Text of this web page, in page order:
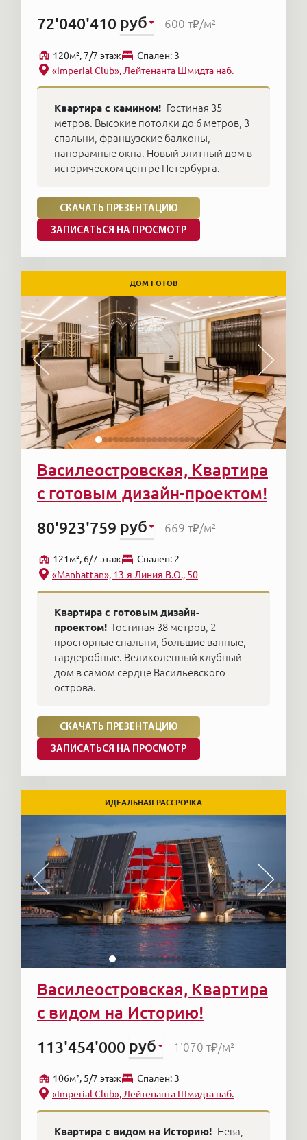
72'040'410 руб 600 т₽/м²
120м², 7/7 этаж
Cпален: 3
«Imperial Club», Лейтенанта Шмидта наб.
Квартира с камином! Гостиная 35
метров. Высокие потолки до 6 метров, 3
спальни, французские балконы,
панорамные окна. Новый элитный дом в
историческом центре Петербурга.
СКАЧАТЬ ПРЕЗЕНТАЦИЮ
ЗАПИСАТЬСЯ НА ПРОСМОТР
ДОМ ГОТОВ
Василеостровская, Квартира
с готовым дизайн-проектом!
80'923'759 руб 669 т₽/м²
121м², 6/7 этаж
Cпален: 2
«Manhattan», 13-я Линия В.О., 50
Квартира с готовым дизайн-
проектом! Гостиная 38 метров, 2
просторные спальни, большие ванные,
гардеробные. Великолепный клубный
дом в самом сердце Васильевского
острова.
СКАЧАТЬ ПРЕЗЕНТАЦИЮ
ЗАПИСАТЬСЯ НА ПРОСМОТР
ИДЕАЛЬНАЯ РАССРОЧКА
Василеостровская, Квартира
с видом на Историю!
113'454'000 руб 1'070 т₽/м²
106м², 5/7 этаж
Cпален: 3
«Imperial Club», Лейтенанта Шмидта наб.
Квартира с видом на Историю! Нева,